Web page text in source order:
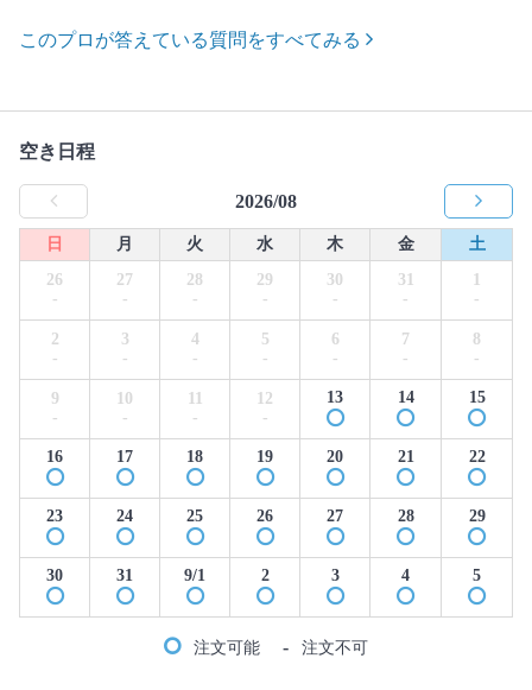
このプロが答えている質問をすべてみる
空き日程
2026/08
日 月 火 水 木 金
土
26
-
27
-
28
-
29
-
30
-
31
-
1
-
2
-
3
-
4
-
5
-
6
-
7
-
8
-
9
-
10
-
11
-
12
-
13 14 15
16 17 18 19 20 21 22
23 24 25 26 27 28 29
30 31 9/1 2 3 4 5
注文可能 - 注文不可